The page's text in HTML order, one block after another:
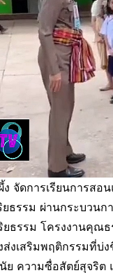
ง จัดการเรียนการ
ธรรม ผ่านกระบวนก
ธรรม โครงงานคุณ
ส่งเสริมพฤติกรรมที่
ย ความซื่อสัตย์สุจริ